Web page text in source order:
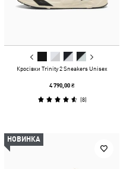
Кросівки Trinity 2 Sneakers Unisex
4 790,00 ₴
(8)
НОВИНКА